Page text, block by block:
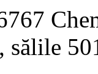
sălile